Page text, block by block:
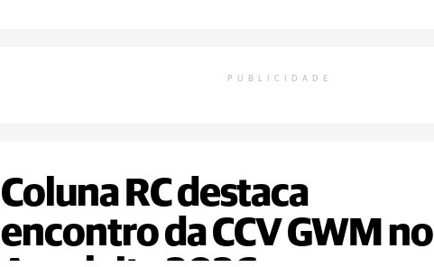
PUBLICIDADE
Coluna RC destaca
encontro da CCV GWM no